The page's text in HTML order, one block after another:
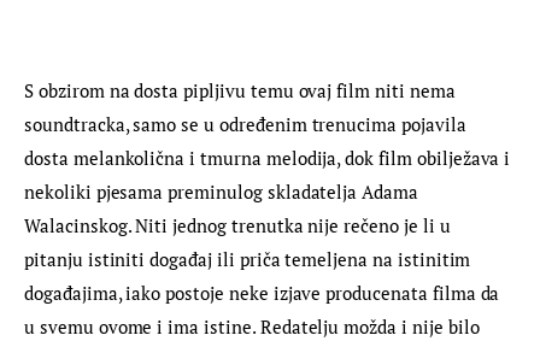
S obzirom na dosta pipljivu temu ovaj film niti nema
soundtracka, samo se u određenim trenucima pojavila
dosta melankolična i tmurna melodija, dok film obilježava i
nekoliki pjesama preminulog skladatelja Adama
Walacinskog. Niti jednog trenutka nije rečeno je li u
pitanju istiniti događaj ili priča temeljena na istinitim
događajima, iako postoje neke izjave producenata filma da
u svemu ovome i ima istine. Redatelju možda i nije bilo